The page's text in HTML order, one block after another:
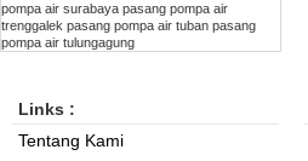
pompa air surabaya pasang pompa air
trenggalek pasang pompa air tuban pasang
pompa air tulungagung
Links :
Tentang Kami